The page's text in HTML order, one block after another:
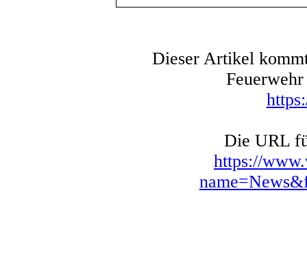
Dieser Artikel
Die URL
https://